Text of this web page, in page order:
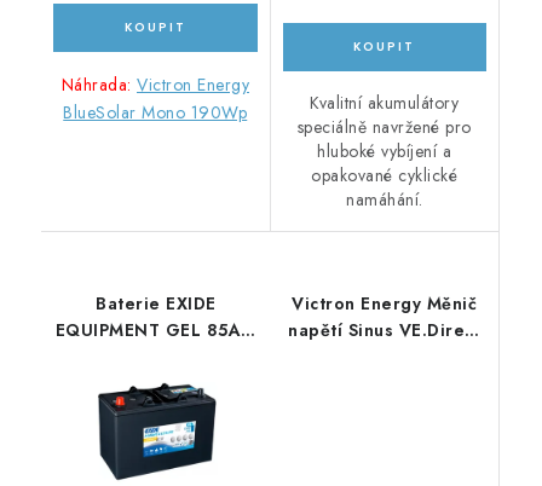
Náhrada: Victron Energy
BlueSolar Mono 190Wp
Kvalitní akumulátory
speciálně navržené pro
hluboké vybíjení a
opakované cyklické
namáhání.
Baterie EXIDE
EQUIPMENT GEL 85Ah,
Victron Energy Měnič
napětí Sinus VE.Direct